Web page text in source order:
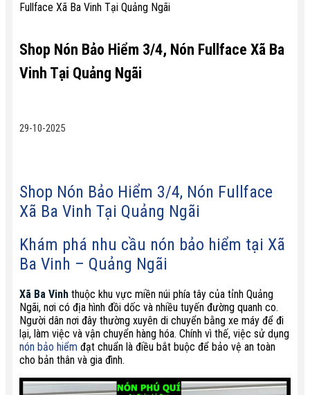
Fullface Xã Ba Vinh Tại Quảng Ngãi
Shop Nón Bảo Hiểm 3/4, Nón Fullface Xã Ba
Vinh Tại Quảng Ngãi
29-10-2025
Shop Nón Bảo Hiểm 3/4, Nón Fullface
Xã Ba Vinh Tại Quảng Ngãi
Khám phá nhu cầu nón bảo hiểm tại Xã
Ba Vinh – Quảng Ngãi
Xã Ba Vinh thuộc khu vực miền núi phía tây của tỉnh Quảng
Ngãi, nơi có địa hình đồi dốc và nhiều tuyến đường quanh co.
Người dân nơi đây thường xuyên di chuyển bằng xe máy để đi
lại, làm việc và vận chuyển hàng hóa. Chính vì thế, việc sử dụng
nón bảo hiểm đạt chuẩn là điều bắt buộc để bảo vệ an toàn
cho bản thân và gia đình.